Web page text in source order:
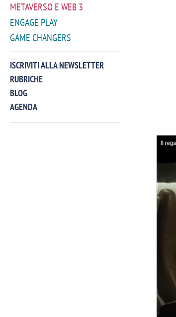
METAVERSO E WEB 3
ENGAGE PLAY
GAME CHANGERS
ISCRIVITI ALLA NEWSLETTER
RUBRICHE
BLOG
AGENDA